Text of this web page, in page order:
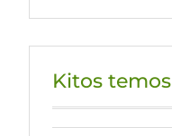
Kitos temos